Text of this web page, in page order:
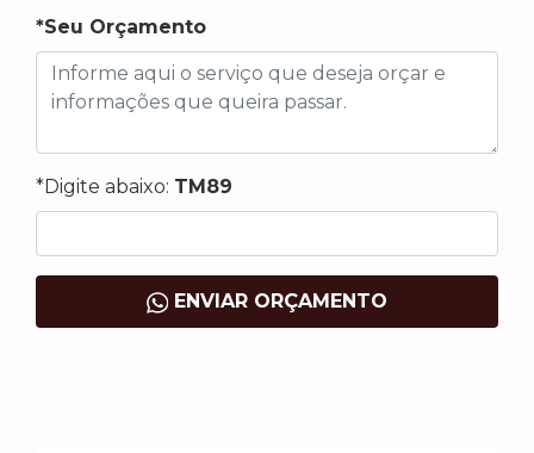
*Seu Orçamento
*Digite abaixo: TM89
ENVIAR ORÇAMENTO